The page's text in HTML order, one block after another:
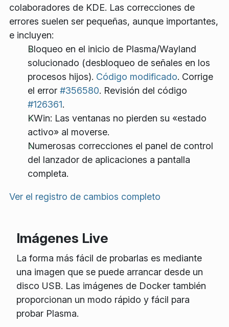
colaboradores de KDE. Las correcciones de
errores suelen ser pequeñas, aunque importantes,
e incluyen:
Bloqueo en el inicio de Plasma/Wayland
solucionado (desbloqueo de señales en los
procesos hijos). Código modificado. Corrige
el error #356580. Revisión del código
#126361.
KWin: Las ventanas no pierden su «estado
activo» al moverse.
Numerosas correcciones el panel de control
del lanzador de aplicaciones a pantalla
completa.
Ver el registro de cambios completo
Imágenes Live
La forma más fácil de probarlas es mediante
una imagen que se puede arrancar desde un
disco USB. Las imágenes de Docker también
proporcionan un modo rápido y fácil para
probar Plasma.